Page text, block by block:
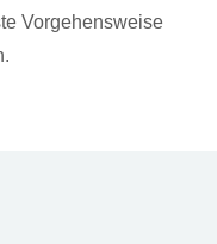
Vorgehensweise